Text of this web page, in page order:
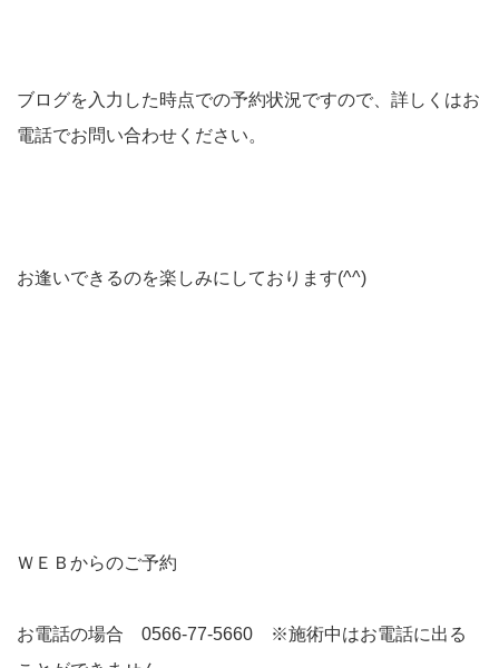
ブログを入力した時点での予約状況ですので、詳しくはお
電話でお問い合わせください。
お逢いできるのを楽しみにしております(^^)
ＷＥＢからのご予約
お電話の場合 0566-77-5660 ※施術中はお電話に出る